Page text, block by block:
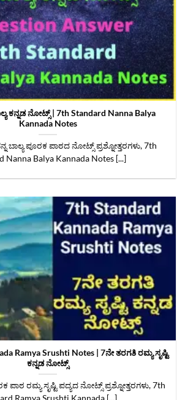
ಕನ್ನಡ ನೋಟ್ಸ್ | 7th Standard Nanna Balya
Kannada Notes
ಬಾಲ್ಯ ಪೂರಕ ಪಾಠದ ನೋಟ್ಸ್‌ ಪ್ರಶ್ನೋತ್ತರಗಳು, 7th
Nanna Balya Kannada Notes [...]
Ramya Srushti Notes | 7ನೇ ತರಗತಿ ರಮ್ಯ ಸೃಷ್ಟಿ
ಕನ್ನಡ ನೋಟ್ಸ್
ಪಾಠ ರಮ್ಯ ಸೃಷ್ಟಿ ಪದ್ಯದ ನೋಟ್ಸ್‌ ಪ್ರಶ್ನೋತ್ತರಗಳು, 7th